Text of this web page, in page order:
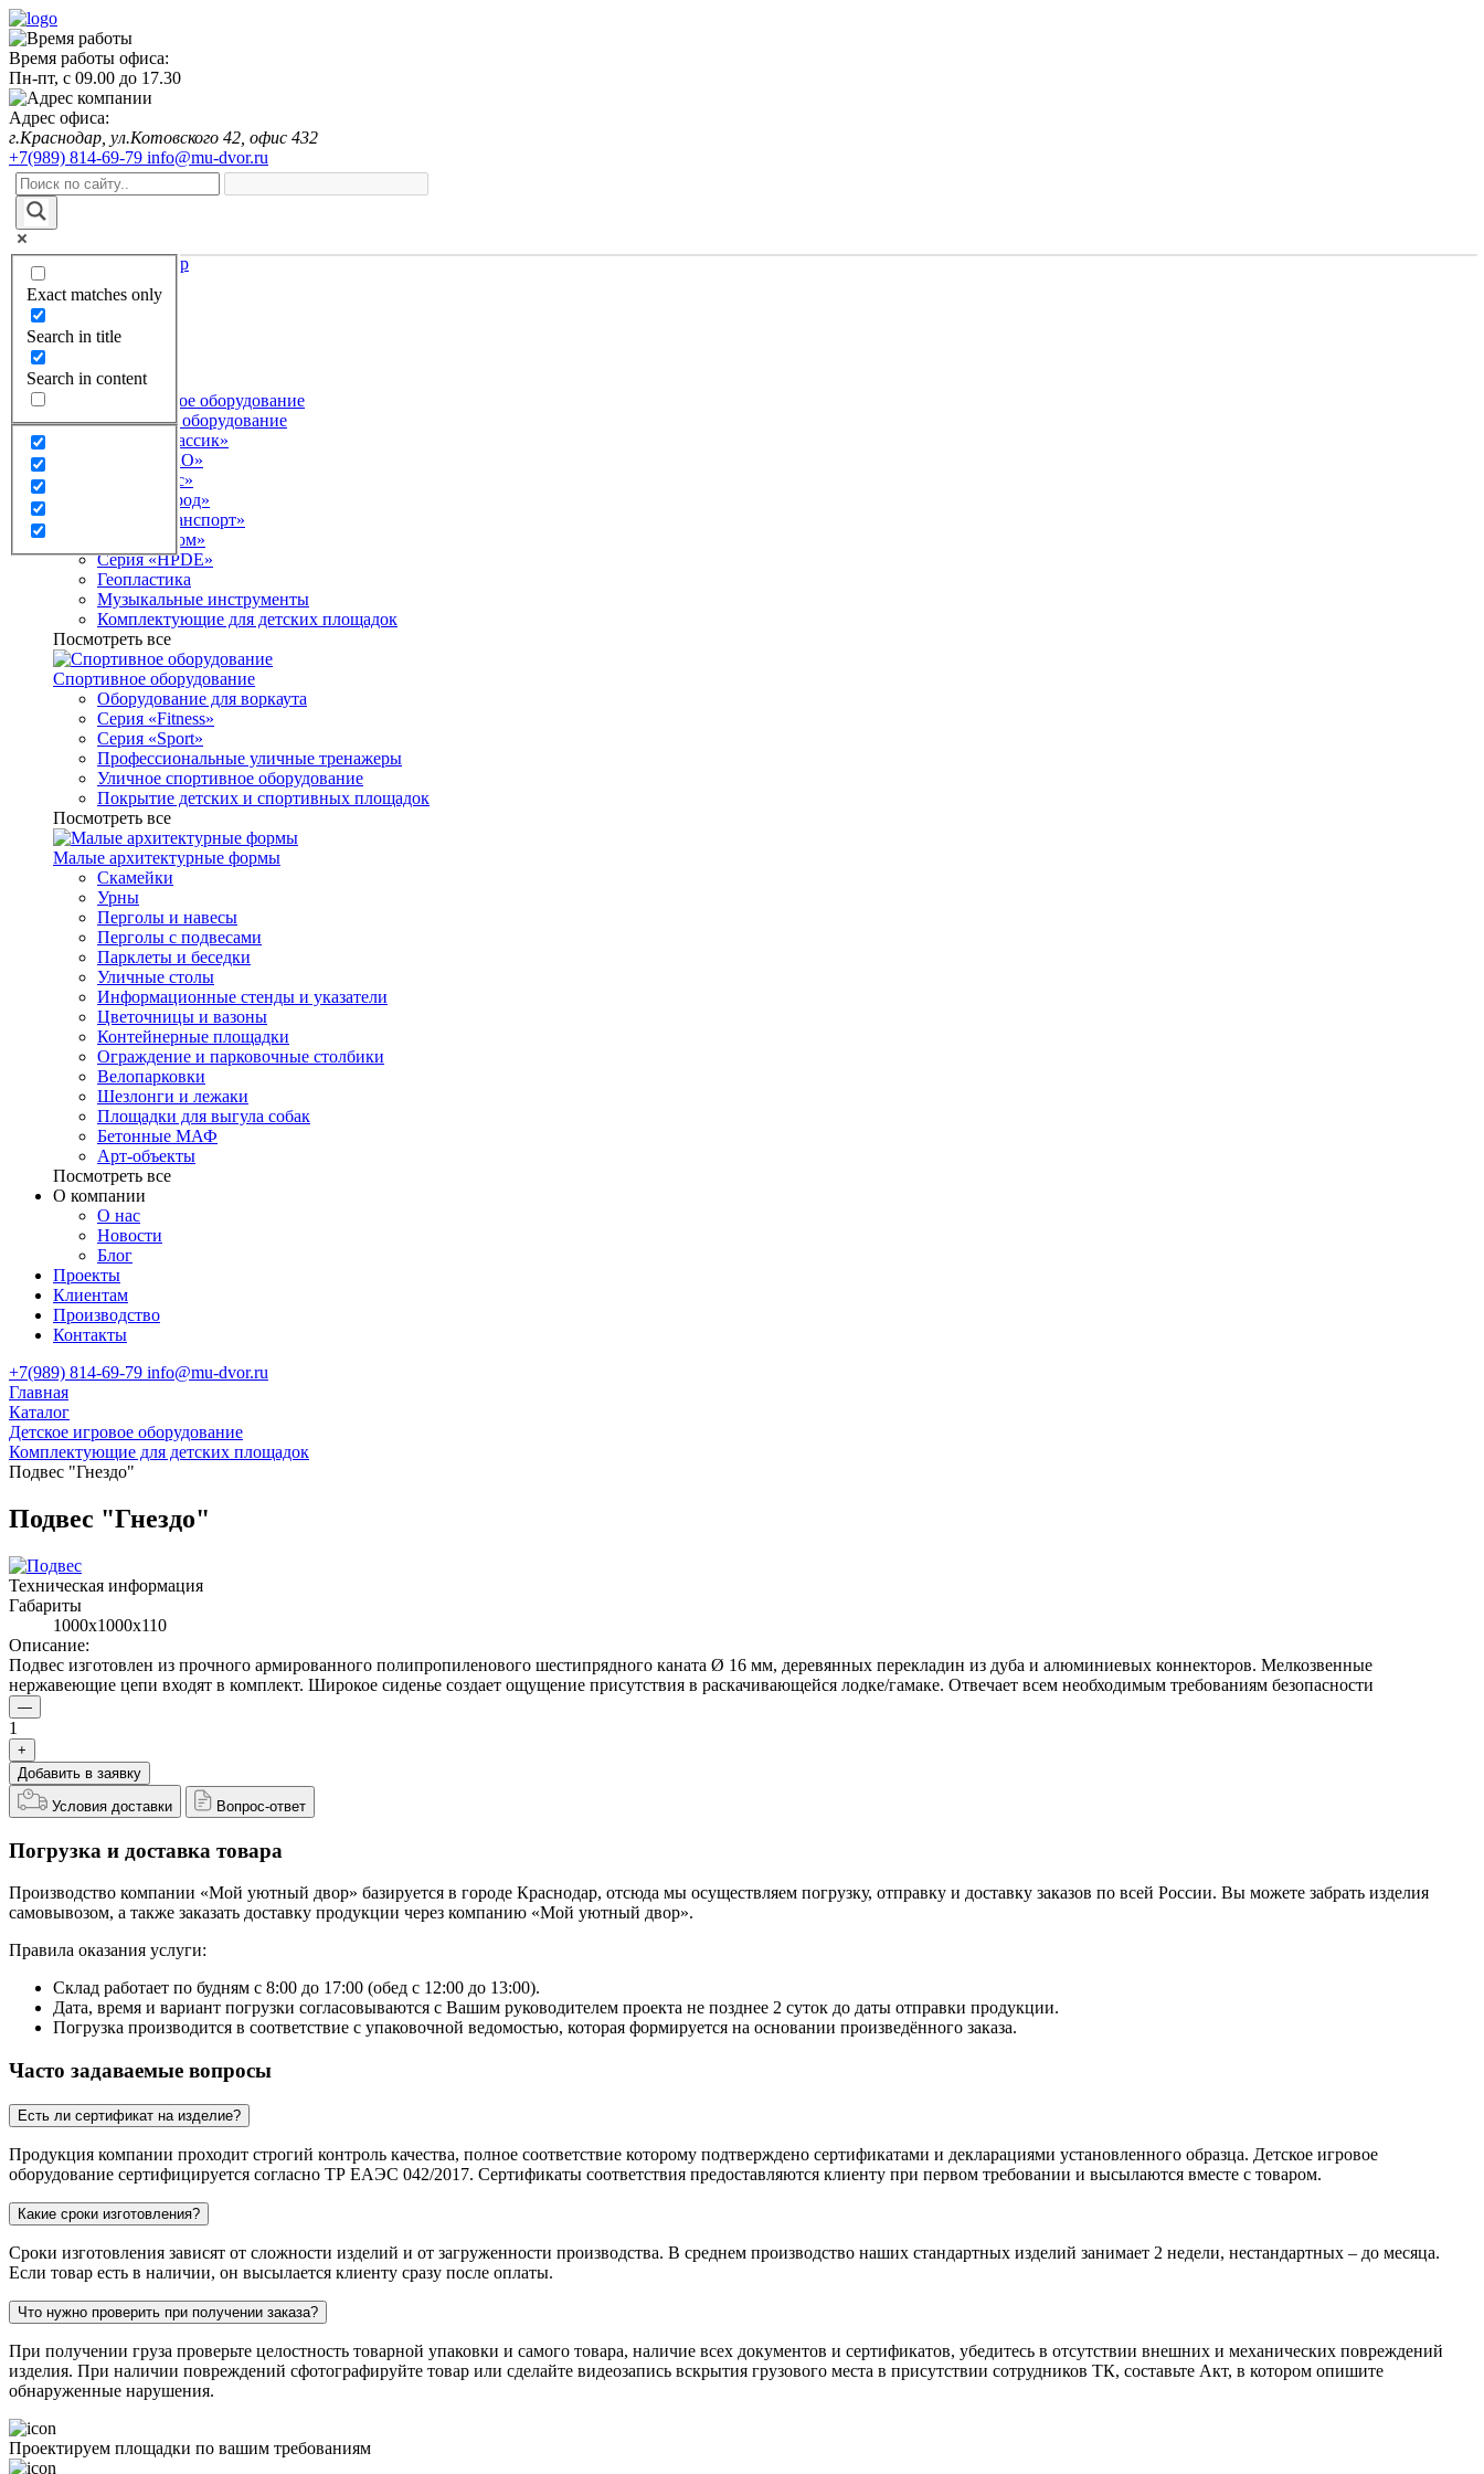
Время работы офиса:
Пн-пт, с 09.00 до 17.30
Адрес офиса:
г.Краснодар, ул.Котовского 42, офис 432
+7(989) 814-69-79 info@mu-dvor.ru
Exact matches only
Search in title
Search in content
Оформить заказ
Каталог
Детское игровое оборудование
Серия «Классик»
Серия «ЭКО»
Серия «Лес»
Серия «Город»
Серия «Транспорт»
Серия «Атом»
Серия «HPDE»
Геопластика
Музыкальные инструменты
Комплектующие для детских площадок
Посмотреть все
Спортивное оборудование
Оборудование для воркаута
Серия «Fitness»
Серия «Sport»
Профессиональные уличные тренажеры
Уличное спортивное оборудование
Покрытие детских и спортивных площадок
Посмотреть все
Малые архитектурные формы
Скамейки
Урны
Перголы и навесы
Перголы с подвесами
Парклеты и беседки
Уличные столы
Информационные стенды и указатели
Цветочницы и вазоны
Контейнерные площадки
Ограждение и парковочные столбики
Велопарковки
Шезлонги и лежаки
Площадки для выгула собак
Бетонные МАФ
Арт-объекты
Посмотреть все
О компании
О нас
Новости
Блог
Проекты
Клиентам
Производство
Контакты
+7(989) 814-69-79 info@mu-dvor.ru
Главная
Каталог
Детское игровое оборудование
Комплектующие для детских площадок
Подвес "Гнездо"
Подвес "Гнездо"
Техническая информация
Габариты
1000x1000х110
Описание:
Подвес изготовлен из прочного армированного полипропиленового шестипрядного каната Ø 16 мм, деревянных перекладин из дуба и алюминиевых коннекторов. Мелкозвенные
нержавеющие цепи входят в комплект. Широкое сиденье создает ощущение присутствия в раскачивающейся лодке/гамаке. Отвечает всем необходимым требованиям безопасности
—
1
+
Добавить в заявку
Условия доставки
Вопрос-ответ
Погрузка и доставка товара
Производство компании «Мой уютный двор» базируется в городе Краснодар, отсюда мы осуществляем погрузку, отправку и доставку заказов по всей России. Вы можете забрать изделия
самовывозом, а также заказать доставку продукции через компанию «Мой уютный двор».
Правила оказания услуги:
Склад работает по будням с 8:00 до 17:00 (обед с 12:00 до 13:00).
Дата, время и вариант погрузки согласовываются с Вашим руководителем проекта не позднее 2 суток до даты отправки продукции.
Погрузка производится в соответствие с упаковочной ведомостью, которая формируется на основании произведённого заказа.
Часто задаваемые вопросы
Есть ли сертификат на изделие?
Продукция компании проходит строгий контроль качества, полное соответствие которому подтверждено сертификатами и декларациями установленного образца. Детское игровое
оборудование сертифицируется согласно ТР ЕАЭС 042/2017. Сертификаты соответствия предоставляются клиенту при первом требовании и высылаются вместе с товаром.
Какие сроки изготовления?
Сроки изготовления зависят от сложности изделий и от загруженности производства. В среднем производство наших стандартных изделий занимает 2 недели, нестандартных – до месяца.
Если товар есть в наличии, он высылается клиенту сразу после оплаты.
Что нужно проверить при получении заказа?
При получении груза проверьте целостность товарной упаковки и самого товара, наличие всех документов и сертификатов, убедитесь в отсутствии внешних и механических повреждений
изделия. При наличии повреждений сфотографируйте товар или сделайте видеозапись вскрытия грузового места в присутствии сотрудников ТК, составьте Акт, в котором опишите
обнаруженные нарушения.
Проектируем площадки по вашим требованиям